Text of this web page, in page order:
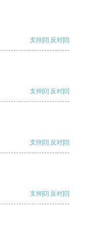
支持[0] 反对[0]
支持[0] 反对[0]
支持[0] 反对[0]
支持[0] 反对[0]